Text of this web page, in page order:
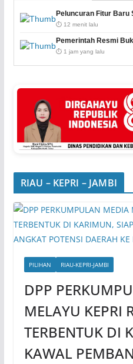
Peluncuran Fitur Baru
⏱️ 12 menit lalu
Pemerintah Resmi
⏱️ 1 jam yang lalu
RIAU – KEPRI – JAMBI
PILIHAN RIAU-KEPRI-JAMBI
DPP
MELAYU KEPRI
TERBENTUK DI
KAWAL